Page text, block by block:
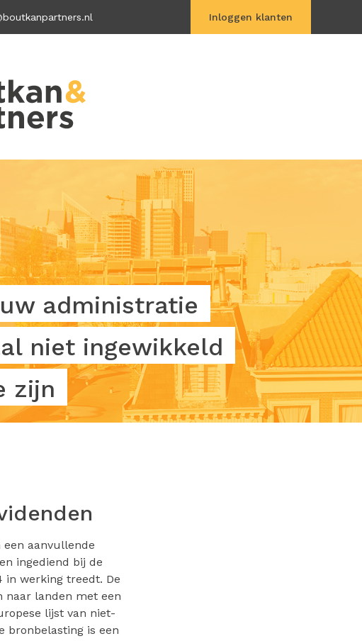
Inloggen klanten
administratie
niet ingewikkeld
zijn
aanvullende
ingediend bij de
in werking treedt. De
naar landen met een
lijst van niet-
bronbelasting is een